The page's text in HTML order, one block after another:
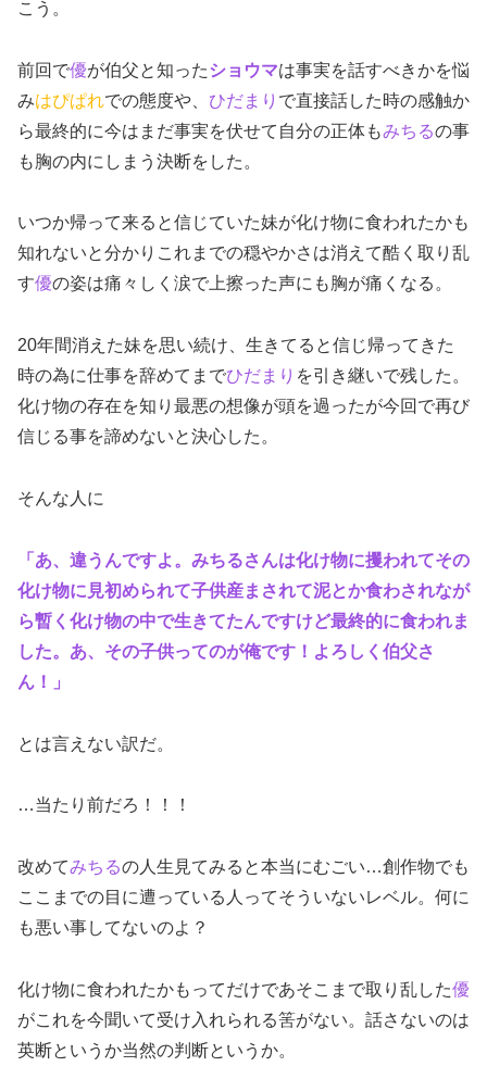
こう。
前回で優が伯父と知った ショウマは事実を話すべきかを悩
みはぴぱれでの態度や、 ひだまり で直接話した時の感触か
ら最終的に今はまだ事実を伏せて自分の正体もみちるの事
も胸の内にしまう決断をした。
いつか帰って来ると信じていた妹が化け物に食われたかも
知れないと分かりこれまでの穏やかさは消えて酷く取り乱
す優の姿は痛々しく涙で上擦った声にも胸が痛くなる。
20年間消えた妹を思い続け、生きてると信じ帰ってきた
時の為に仕事を辞めてまでひだまり を引き継いで残した。
化け物の存在を知り最悪の想像が頭を過ったが今回で再び
信じる事を諦めないと決心した。
そんな人に
「あ、違うんですよ。みちるさんは化け物に攫われてその
化け物に見初められて子供産まされて泥とか食わされなが
ら暫く化け物の中で生きてたんですけど最終的に食われま
した。あ、その子供ってのが俺です！よろしく伯父さ
ん！」
とは言えない訳だ。
…当たり前だろ！！！
改めてみちるの人生見てみると本当にむごい…創作物でも
ここまでの目に遭っている人ってそういないレベル。何に
も悪い事してないのよ？
化け物に食われたかもってだけであそこまで取り乱した優
がこれを今聞いて受け入れられる筈がない。話さないのは
英断というか当然の判断というか。